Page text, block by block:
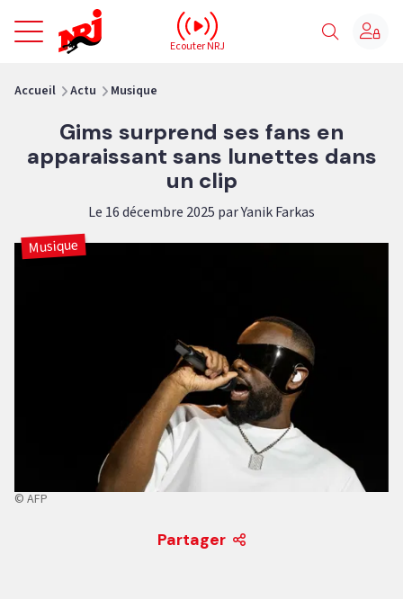
NRJ - Accueil
Ecouter NRJ
Accueil Actu Musique
Gims surprend ses fans en
apparaissant sans lunettes dans
un clip
Le 16 décembre 2025 par Yanik Farkas
Musique
© AFP
Partager